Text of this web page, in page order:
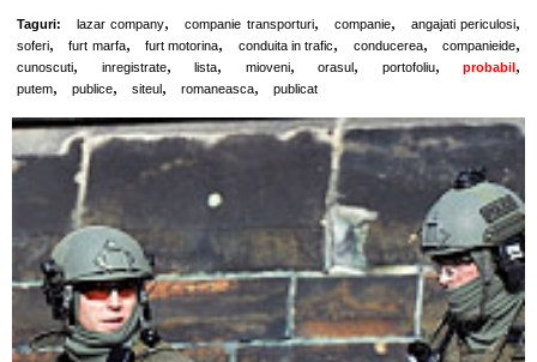
Taguri: lazar company, companie transporturi, companie, angajati periculosi,
soferi, furt marfa, furt motorina, conduita in trafic, conducerea, companieide,
cunoscuti, inregistrate, lista, mioveni, orasul , portofoliu, probabil ,
putem, publice, siteul , romaneasca, publicat